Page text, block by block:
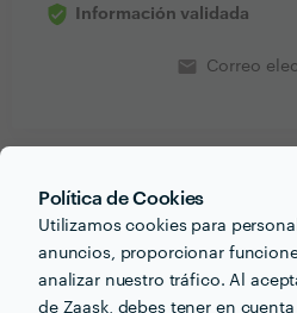
Política de Cookies
Utilizamos cookies para
anuncios, proporcionar
analizar nuestro tráfico. Al
de Zaask, debes tener en
Información validada
email Correo
PORTFOLIO